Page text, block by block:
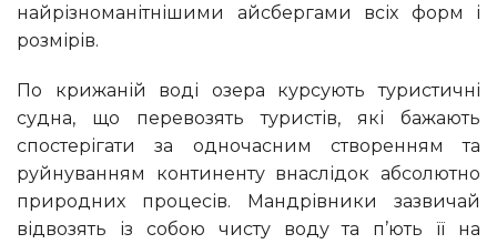
найрізноманітнішими айсбергами всіх форм і
розмірів.
По крижаній воді озера курсують туристичні
судна, що перевозять туристів, які бажають
спостерігати за одночасним створенням та
руйнуванням континенту внаслідок абсолютно
природних процесів. Мандрівники зазвичай
відвозять із собою чисту воду та п’ють її на